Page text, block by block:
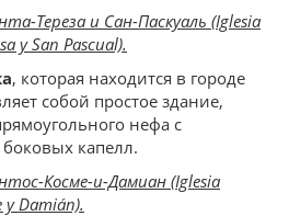
Тереза и Сан-Паскуаль (Iglesia
y San Pascual).
, которая находится в городе
собой простое здание,
нефа с
капелл.
Косме-и-Дамиан (Iglesia
Damián).